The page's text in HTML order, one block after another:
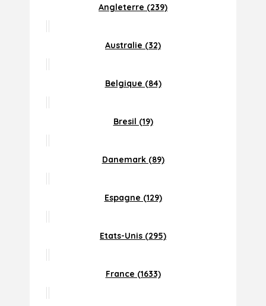
Angleterre (239)
Australie (32)
Belgique (84)
Bresil (19)
Danemark (89)
Espagne (129)
Etats-Unis (295)
France (1633)